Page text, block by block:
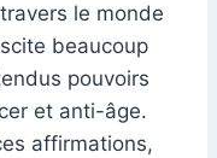
le monde
beaucoup
pouvoirs
et anti-âge.
affirmations,